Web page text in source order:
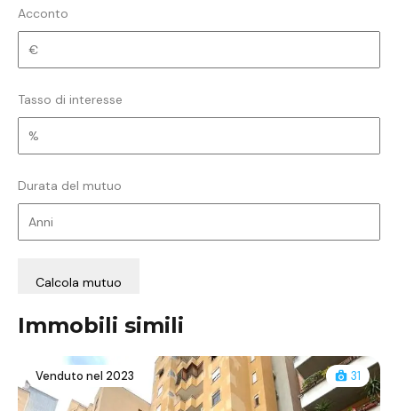
Acconto
Tasso di interesse
Durata del mutuo
Immobili simili
Venduto nel 2023 31